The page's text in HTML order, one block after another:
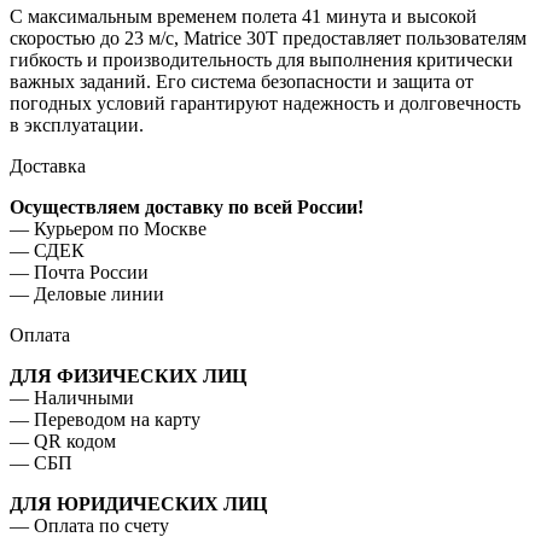
С максимальным временем полета 41 минута и высокой
скоростью до 23 м/с, Matrice 30T предоставляет пользователям
гибкость и производительность для выполнения критически
важных заданий. Его система безопасности и защита от
погодных условий гарантируют надежность и долговечность
в эксплуатации.
Доставка
Осуществляем доставку по всей России!
— Курьером по Москве
— ⁠СДЕК
— ⁠Почта России
— Деловые линии
Оплата
ДЛЯ ФИЗИЧЕСКИХ ЛИЦ
— Наличными
— ⁠Переводом на карту
— ⁠QR кодом
— ⁠СБП
ДЛЯ ЮРИДИЧЕСКИХ ЛИЦ
— Оплата по счету